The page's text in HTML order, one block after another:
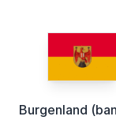
Burgenland